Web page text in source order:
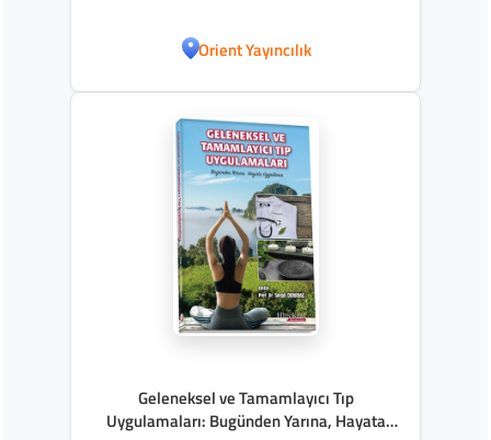
Orient Yayıncılık
Geleneksel ve Tamamlayıcı Tıp
Uygulamaları: Bugünden Yarına, Hayata